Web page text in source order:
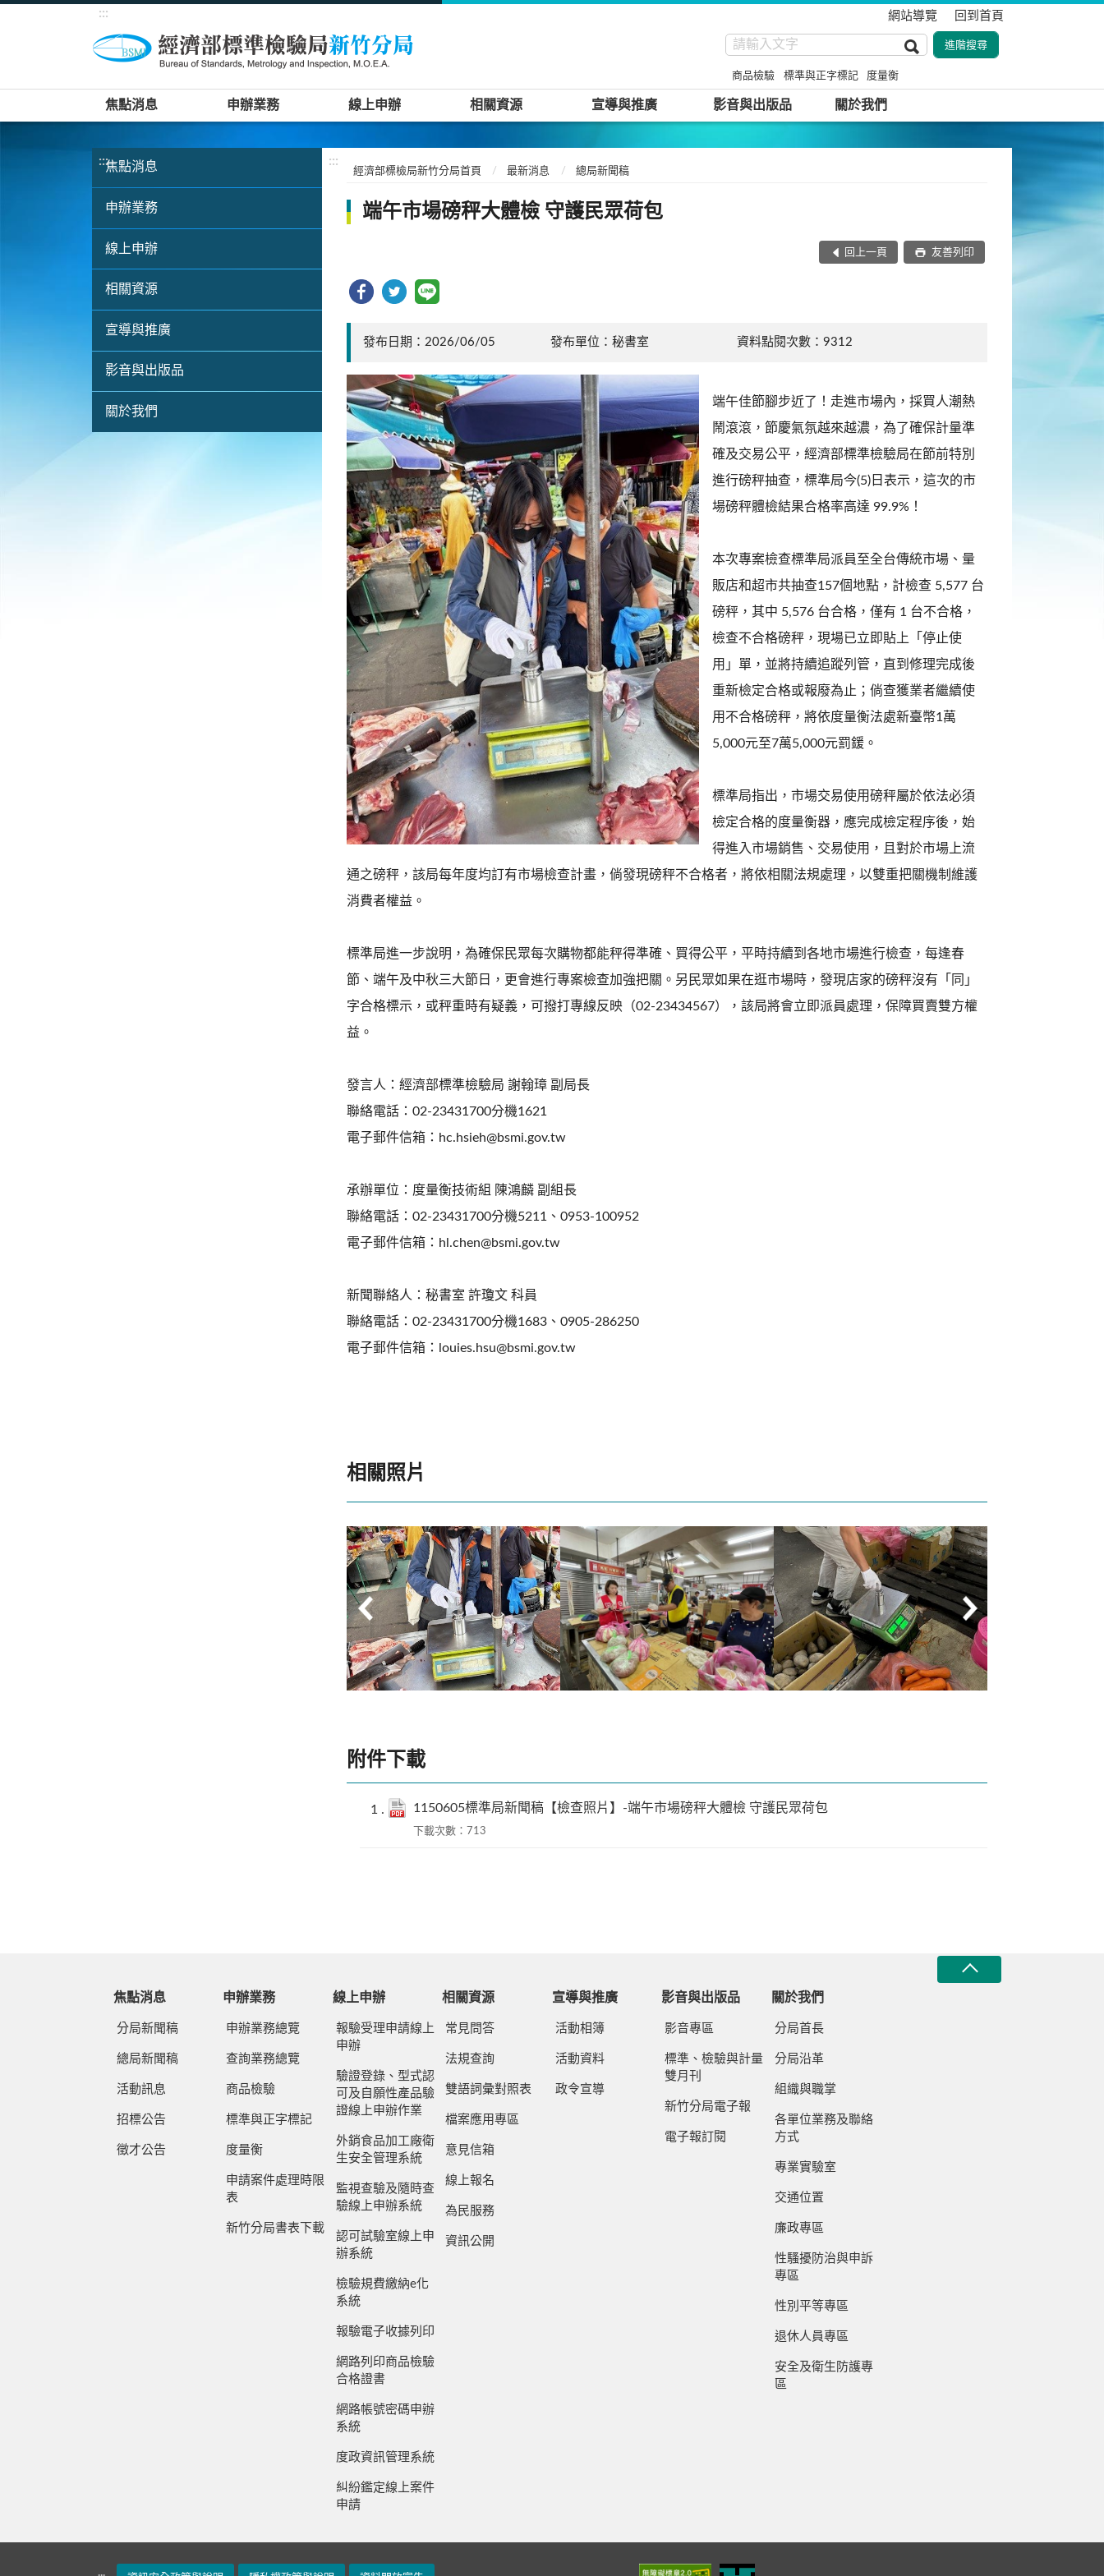
網站導覽 回到首頁
:::
商品檢驗 標準與正字標記 度量衡
焦點消息 申辦業務 線上申辦 相關資源 宣導與推廣 影音與出版品 關於我們
:::焦點消息
申辦業務
線上申辦
相關資源
宣導與推廣
影音與出版品
關於我們
:::
經濟部標檢局新竹分局首頁 最新消息 總局新聞稿
端午市場磅秤大體檢 守護民眾荷包
回上一頁 友善列印
發布日期：2026/06/05 發布單位：秘書室 資料點閱次數：9312
端午佳節腳步近了！走進市場內，採買人潮熱
鬧滾滾，節慶氣氛越來越濃，為了確保計量準
確及交易公平，經濟部標準檢驗局在節前特別
進行磅秤抽查，標準局今(5)日表示，這次的市
場磅秤體檢結果合格率高達 99.9%！
本次專案檢查標準局派員至全台傳統市場、量
販店和超市共抽查157個地點，計檢查 5,577 台
磅秤，其中 5,576 台合格，僅有 1 台不合格，
檢查不合格磅秤，現場已立即貼上「停止使
用」單，並將持續追蹤列管，直到修理完成後
重新檢定合格或報廢為止；倘查獲業者繼續使
用不合格磅秤，將依度量衡法處新臺幣1萬
5,000元至7萬5,000元罰鍰。
標準局指出，市場交易使用磅秤屬於依法必須
檢定合格的度量衡器，應完成檢定程序後，始
得進入市場銷售、交易使用，且對於市場上流
通之磅秤，該局每年度均訂有市場檢查計畫，倘發現磅秤不合格者，將依相關法規處理，以雙重把關機制維護
消費者權益。
標準局進一步說明，為確保民眾每次購物都能秤得準確、買得公平，平時持續到各地市場進行檢查，每逢春
節、端午及中秋三大節日，更會進行專案檢查加強把關。另民眾如果在逛市場時，發現店家的磅秤沒有「同」
字合格標示，或秤重時有疑義，可撥打專線反映（02-23434567），該局將會立即派員處理，保障買賣雙方權
益。
發言人：經濟部標準檢驗局 謝翰璋 副局長
聯絡電話：02-23431700分機1621
電子郵件信箱：hc.hsieh@bsmi.gov.tw
承辦單位：度量衡技術組 陳鴻麟 副組長
聯絡電話：02-23431700分機5211、0953-100952
電子郵件信箱：hl.chen@bsmi.gov.tw
新聞聯絡人：秘書室 許瓊文 科員
聯絡電話：02-23431700分機1683、0905-286250
電子郵件信箱：louies.hsu@bsmi.gov.tw
相關照片
附件下載
1150605標準局新聞稿【檢查照片】-端午市場磅秤大體檢 守護民眾荷包
下載次數：713
焦點消息
分局新聞稿
總局新聞稿
活動訊息
招標公告
徵才公告
申辦業務
申辦業務總覽
查詢業務總覽
商品檢驗
標準與正字標記
度量衡
申請案件處理時限
表
新竹分局書表下載
線上申辦
報驗受理申請線上
申辦
驗證登錄、型式認
可及自願性產品驗
證線上申辦作業
外銷食品加工廠衛
生安全管理系統
監視查驗及隨時查
驗線上申辦系統
認可試驗室線上申
辦系統
檢驗規費繳納e化
系統
報驗電子收據列印
網路列印商品檢驗
合格證書
網路帳號密碼申辦
系統
度政資訊管理系統
糾紛鑑定線上案件
申請
相關資源
常見問答
法規查詢
雙語詞彙對照表
檔案應用專區
意見信箱
線上報名
為民服務
資訊公開
宣導與推廣
活動相簿
活動資料
政令宣導
影音與出版品
影音專區
標準、檢驗與計量
雙月刊
新竹分局電子報
電子報訂閱
關於我們
分局首長
分局沿革
組織與職掌
各單位業務及聯絡
方式
專業實驗室
交通位置
廉政專區
性騷擾防治與申訴
專區
性別平等專區
退休人員專區
安全及衛生防護專
區